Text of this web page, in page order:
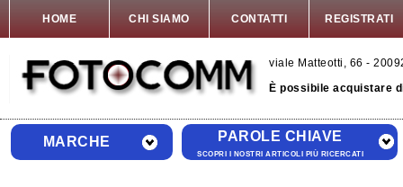
HOME CHI SIAMO CONTATTI REGISTRATI
viale Matteotti, 66 -
È possibile acquistare
MARCHE PAROLE CHIAVE
SCOPRI I NOSTRI ARTICOLI PIÙ RICERCATI